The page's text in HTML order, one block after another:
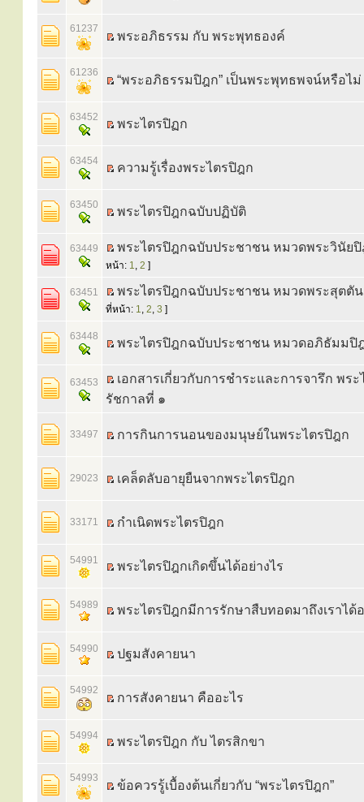
61237
พระอภิธรรม กับ พระพุทธองค์
61236
“พระอภิธรรมปิฎก” เป็นพระพุทธพจน์หรือไม่
63452 พระไตรปิฏก
63454 ความรู้เรื่องพระไตรปิฎก
63450 พระไตรปิฎกฉบับปฏิบัติ
63449 พระไตรปิฎกฉบับประชาชน หมวดพระวินัย
หน้า: 1, 2 ]
63451 พระไตรปิฎกฉบับประชาชน หมวดพระสุตตั
ที่หน้า: 1, 2, 3 ]
63448 พระไตรปิฎกฉบับประชาชน หมวดอภิธัมมปิ
63453
เอกสารเกี่ยวกับการชำระและการจารึก พร
รัชกาลที่ ๑
33497 การกินการนอนของมนุษย์ในพระไตรปิฎก
29023 เคล็ดลับอายุยืนจากพระไตรปิฎก
33171 กำเนิดพระไตรปิฎก
54991 พระไตรปิฎกเกิดขึ้นได้อย่างไร
54989 พระไตรปิฎกมีการรักษาสืบทอดมาถึงเราได้
54990 ปฐมสังคายนา
54992
การสังคายนา คืออะไร
54994 พระไตรปิฎก กับ ไตรสิกขา
54993
ข้อควรรู้เบื้องต้นเกี่ยวกับ “พระไตรปิฎก”